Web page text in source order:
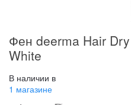
Фен deerma Hair
White
В наличии в
1 магазине